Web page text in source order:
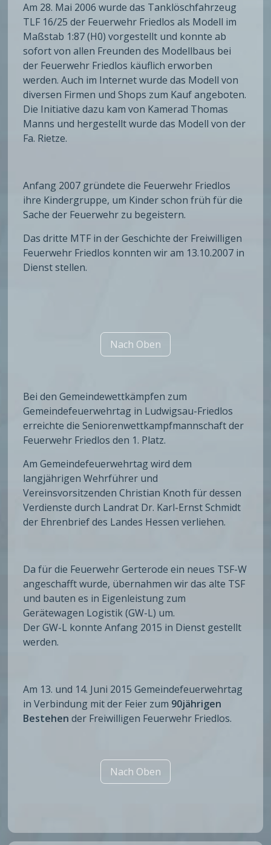
Am 28. Mai 2006 wurde das Tanklöschfahrzeug
TLF 16/25 der Feuerwehr Friedlos als Modell im
Maßstab 1:87 (H0) vorgestellt und konnte ab
sofort von allen Freunden des Modellbaus bei
der Feuerwehr Friedlos käuflich erworben
werden. Auch im Internet wurde das Modell von
diversen Firmen und Shops zum Kauf angeboten.
Die Initiative dazu kam von Kamerad Thomas
Manns und hergestellt wurde das Modell von der
Fa. Rietze.
Anfang 2007 gründete die Feuerwehr Friedlos
ihre Kindergruppe, um Kinder schon früh für die
Sache der Feuerwehr zu begeistern.
Das dritte MTF in der Geschichte der Freiwilligen
Feuerwehr Friedlos konnten wir am 13.10.2007 in
Dienst stellen.
Nach Oben
Bei den Gemeindewettkämpfen zum
Gemeindefeuerwehrtag in Ludwigsau-Friedlos
erreichte die Seniorenwettkampfmannschaft der
Feuerwehr Friedlos den 1. Platz.
Am Gemeindefeuerwehrtag wird dem
langjährigen Wehrführer und
Vereinsvorsitzenden Christian Knoth für dessen
Verdienste durch Landrat Dr. Karl-Ernst Schmidt
der Ehrenbrief des Landes Hessen verliehen.
Da für die Feuerwehr Gerterode ein neues TSF-W
angeschafft wurde, übernahmen wir das alte TSF
und bauten es in Eigenleistung zum
Gerätewagen Logistik (GW-L) um.
Der GW-L konnte Anfang 2015 in Dienst gestellt
werden.
Am 13. und 14. Juni 2015 Gemeindefeuerwehrtag
in Verbindung mit der Feier zum 90jährigen
Bestehen der Freiwilligen Feuerwehr Friedlos.
Nach Oben